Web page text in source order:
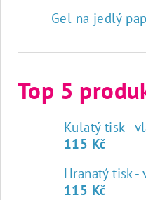
Gel na jedlý
Top 5
Kulatý tisk -
115 Kč
Hranatý tisk -
115 Kč